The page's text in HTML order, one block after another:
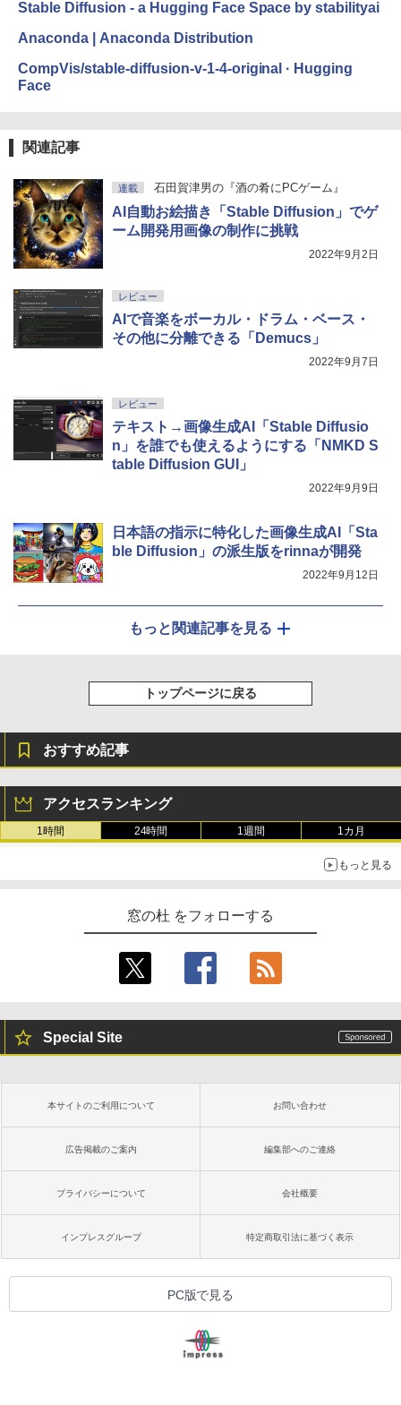
Stable Diffusion - a Hugging Face Space by stabilityai
Anaconda | Anaconda Distribution
CompVis/stable-diffusion-v-1-4-original · Hugging
Face
関連記事
連載 石田賀津男の『酒の肴にPCゲーム』
AI自動お絵描き「Stable Diffusion」でゲ
ーム開発用画像の制作に挑戦
2022年9月2日
レビュー
AIで音楽をボーカル・ドラム・ベース・
その他に分離できる「Demucs」
2022年9月7日
レビュー
テキスト→画像生成AI「Stable Diffusio
n」を誰でも使えるようにする「NMKD S
table Diffusion GUI」
2022年9月9日
日本語の指示に特化した画像生成AI「Sta
ble Diffusion」の派生版をrinnaが開発
2022年9月12日
もっと関連記事を見る
トップページに戻る
おすすめ記事
アクセスランキング
1時間 24時間 1週間 1カ月
もっと見る
窓の杜 をフォローする
Special Site
本サイトのご利用について お問い合わせ
広告掲載のご案内 編集部へのご連絡
プライバシーについて 会社概要
インプレスグループ 特定商取引法に基づく表示
PC版で見る